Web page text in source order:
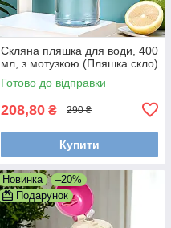
Скляна пляшка для води, 400
мл, з мотузкою (Пляшка скло)
Готово до відправки
208,80 ₴ 290 ₴
Купити
Новинка
–20%
Подарунок